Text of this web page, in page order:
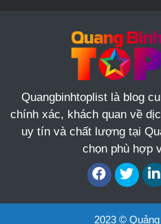
Quangbinhtoplist là blog
chính xác, khách quan về
uy tín và chất lượng tại
chọn phù hợp
2023 ©